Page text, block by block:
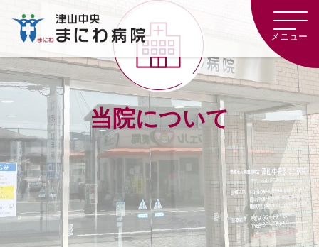
津
山
ま
病
院
メニュー
当院について